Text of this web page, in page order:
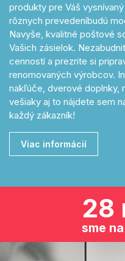
produkty pre Váš
rôznych prevedeníbudú
Navyše, kvalitné poštové
Vašich zásielok.
cenností a prezrite si
renomovaných výrobcov.
nakľúče, dverové doplnky,
vešiaky aj to nájdete sem
každý zákazník!
Viac informácií
28
sme